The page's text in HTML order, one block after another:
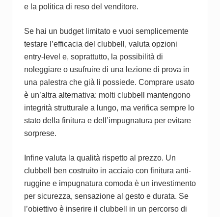
e la politica di reso del venditore.
Se hai un budget limitato e vuoi semplicemente
testare l’efficacia del clubbell, valuta opzioni
entry-level e, soprattutto, la possibilità di
noleggiare o usufruire di una lezione di prova in
una palestra che già li possiede. Comprare usato
è un’altra alternativa: molti clubbell mantengono
integrità strutturale a lungo, ma verifica sempre lo
stato della finitura e dell’impugnatura per evitare
sorprese.
Infine valuta la qualità rispetto al prezzo. Un
clubbell ben costruito in acciaio con finitura anti-
ruggine e impugnatura comoda è un investimento
per sicurezza, sensazione al gesto e durata. Se
l’obiettivo è inserire il clubbell in un percorso di